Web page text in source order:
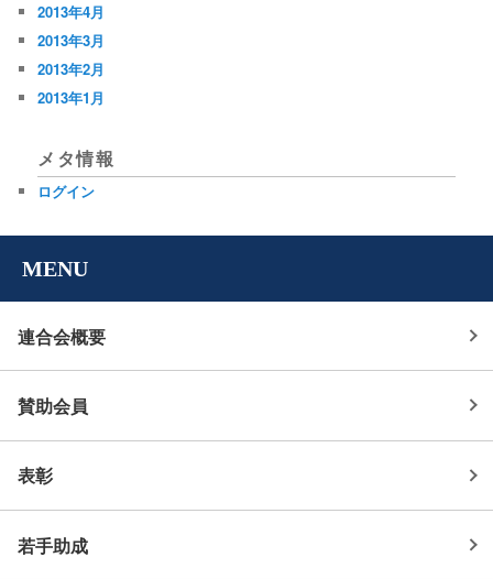
2013年4月
2013年3月
2013年2月
2013年1月
メタ情報
ログイン
MENU
連合会概要
賛助会員
表彰
若手助成